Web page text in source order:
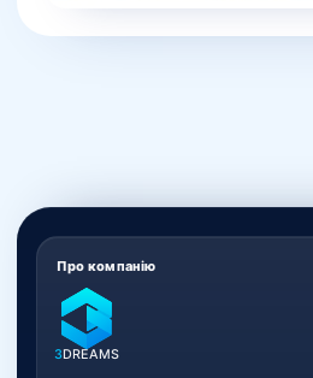
Про компанію
3DREAMS